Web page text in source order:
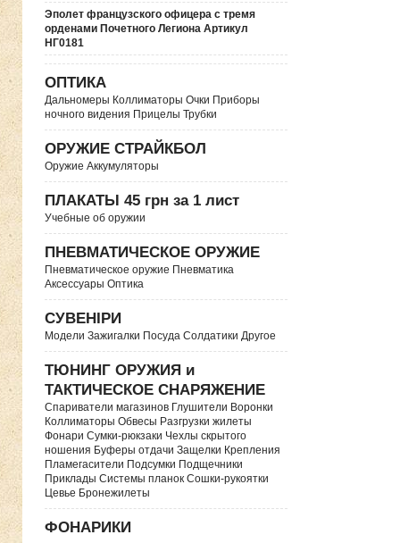
Эполет французского офицера с тремя
орденами Почетного Легиона Артикул
НГ0181
ОПТИКА
Дальномеры Коллиматоры Очки Приборы
ночного видения Прицелы Трубки
ОРУЖИЕ СТРАЙКБОЛ
Оружие Аккумуляторы
ПЛАКАТЫ 45 грн за 1 лист
Учебные об оружии
ПНЕВМАТИЧЕСКОЕ ОРУЖИЕ
Пневматическое оружие Пневматика
Аксессуары Оптика
СУВЕНІРИ
Модели Зажигалки Посуда Солдатики Другое
ТЮНИНГ ОРУЖИЯ и
ТАКТИЧЕСКОЕ СНАРЯЖЕНИЕ
Спариватели магазинов Глушители Воронки
Коллиматоры Обвесы Разгрузки жилеты
Фонари Сумки-рюкзаки Чехлы скрытого
ношения Буферы отдачи Защелки Крепления
Пламегасители Подсумки Подщечники
Приклады Системы планок Сошки-рукоятки
Цевье Бронежилеты
ФОНАРИКИ